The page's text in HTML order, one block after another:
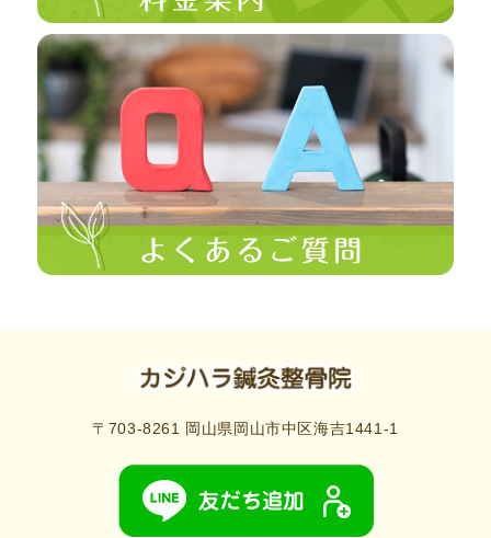
〒703-8261 岡山県岡山市中区海吉1441-1